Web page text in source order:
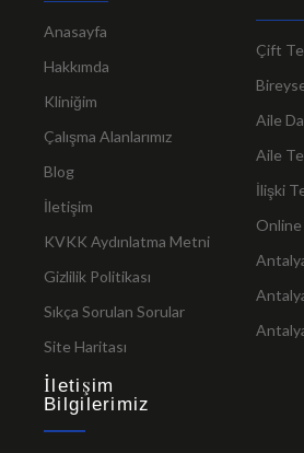
Anasayfa
Hakkımda
Kliniğim
Çalışma Alanlarımız
Blog
İletişim
KVKK Aydınlatma Metni
Gizlilik Politikası
Sıkça Sorulan Sorular
Site Haritası
Çift
Aile
Aile
İlişki
İletişim
Bilgilerimiz